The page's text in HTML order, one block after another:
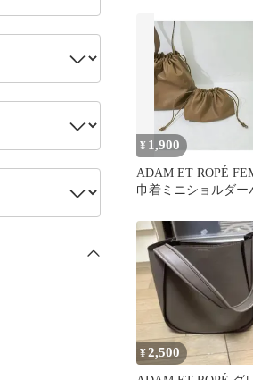
¥ 1,900
ADAM ET ROPÉ
巾着ミニショルダー
¥2,500